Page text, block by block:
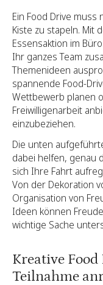
Ein Food Drive
Kiste zu stapeln. Mit
Essensaktion im
Ihr ganzes Team
Themenideen
spannende Food-
Wettbewerb planen
Freiwilligenarbeit
einzubeziehen.
Die unten
dabei helfen, genau
sich Ihre Fahrt
Von der Dekoration
Organisation von
Ideen können
wichtige Sache
Kreative
Teilnahme